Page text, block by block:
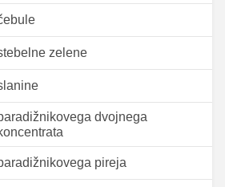
zelene
dvojnega
pireja